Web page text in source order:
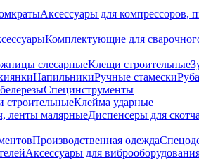
Аксессуары для компрессоров,
Комплектующие для
слесарныеКлещи строительные
НапильникиРучные стамески
Специнструменты
строительныеКлейма ударные
ленты малярныеДиспенсеры для скотча
Производственная одежда
Аксессуары для